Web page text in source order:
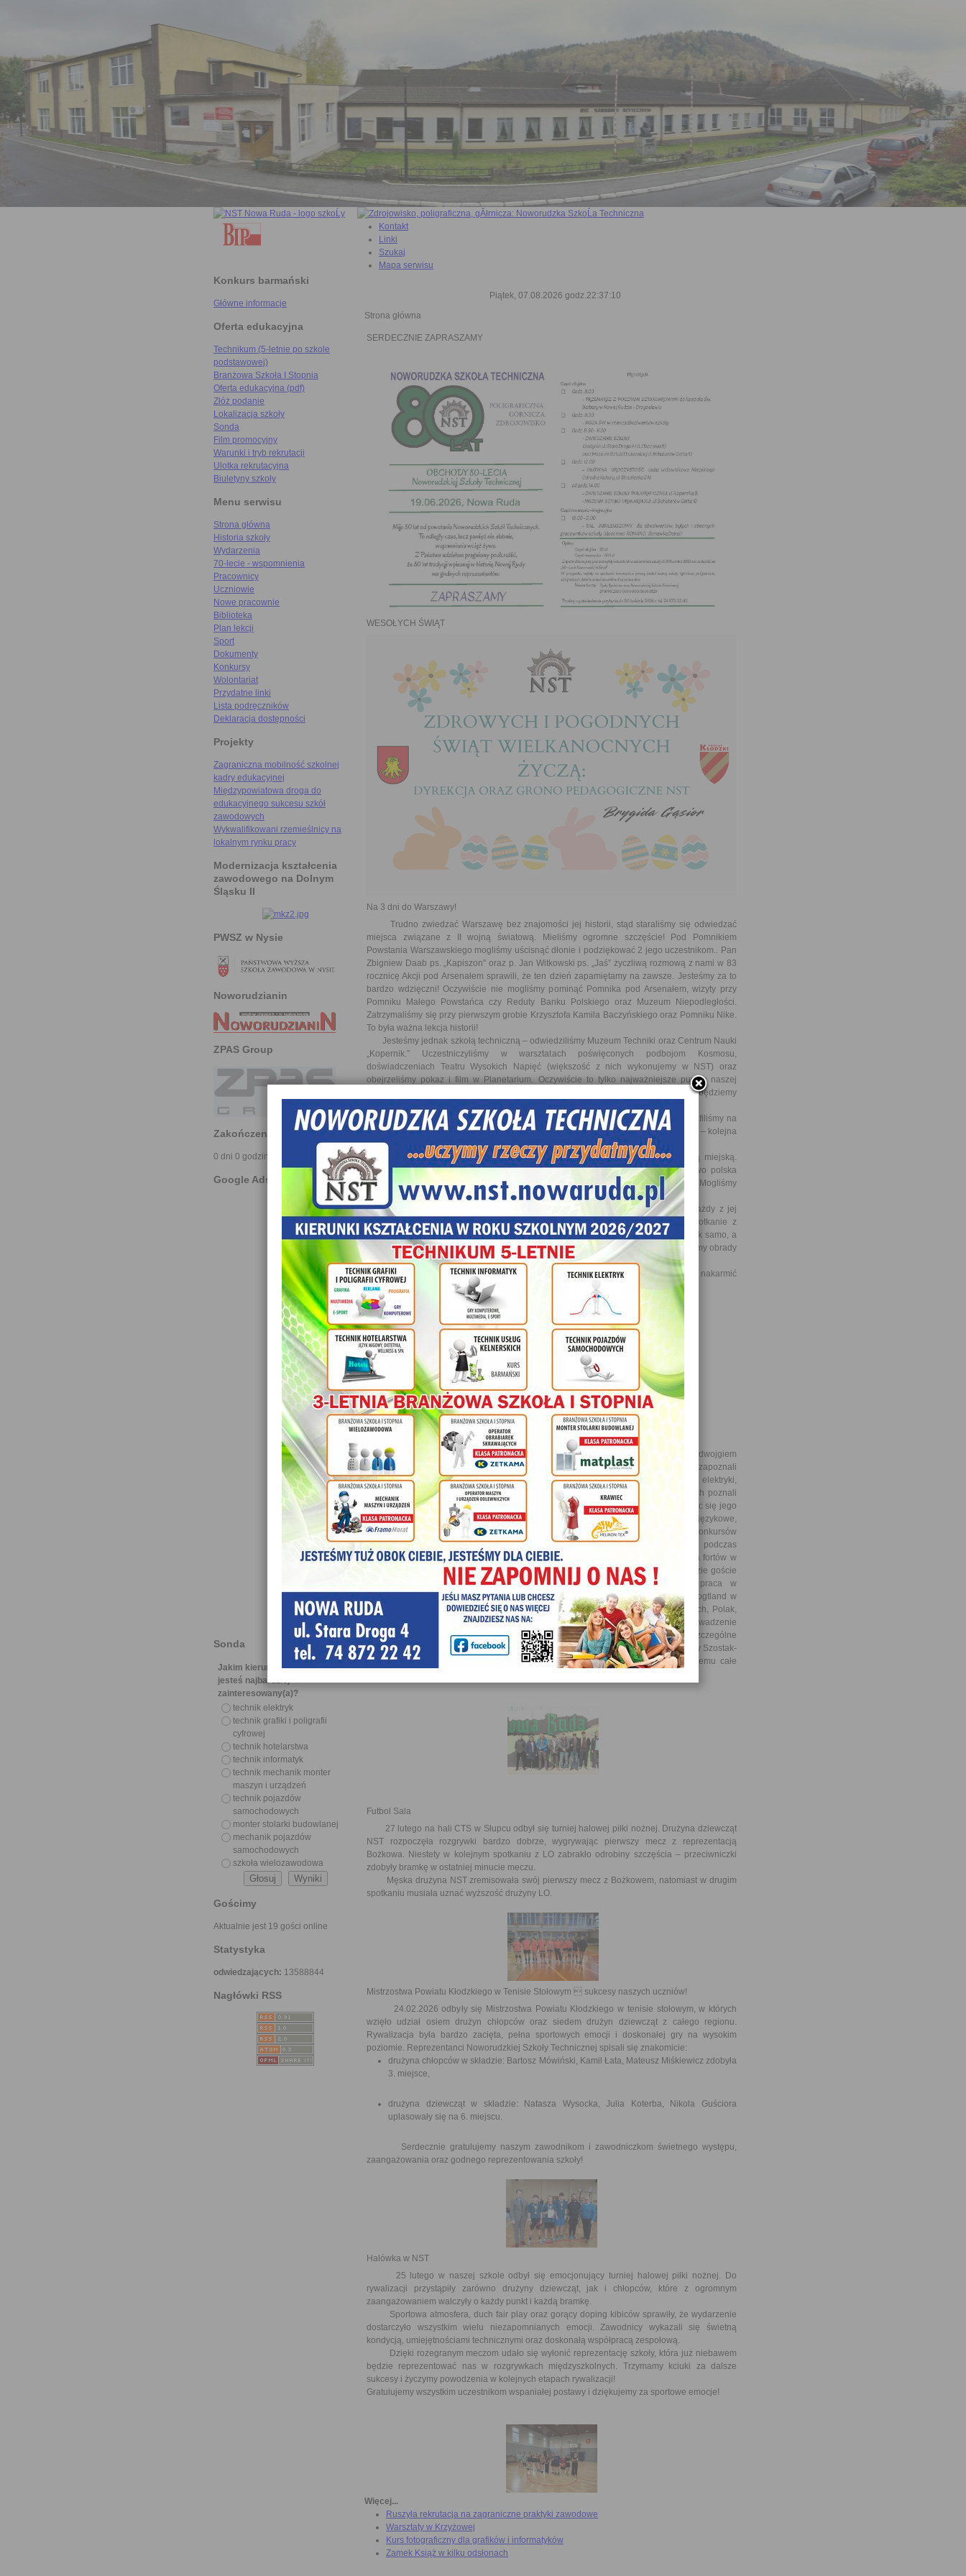
Konkurs barmański
Główne informacje
Oferta edukacyjna
Technikum (5-letnie po szkole
podstawowej)
Branżowa Szkoła I Stopnia
Oferta edukacyjna (pdf)
Złóż podanie
Lokalizacja szkoły
Sonda
Film promocyjny
Warunki i tryb rekrutacji
Ulotka rekrutacyjna
Biuletyny szkoły
Menu serwisu
Strona główna
Historia szkoły
Wydarzenia
70-lecie - wspomnienia
Pracownicy
Uczniowie
Nowe pracownie
Biblioteka
Plan lekcji
Sport
Dokumenty
Konkursy
Wolontariat
Przydatne linki
Lista podręczników
Deklaracja dostępności
Projekty
Zagraniczna mobilność szkolnej
kadry edukacyjnej
Międzypowiatowa droga do
edukacyjnego sukcesu szkół
zawodowych
Wykwalifikowani rzemieślnicy na
lokalnym rynku pracy
Modernizacja kształcenia
zawodowego na Dolnym
Śląsku II
PWSZ w Nysie
Noworudzianin
ZPAS Group
Zakończenie roku za:
0 dni 0 godzin 0 minut
Google Ads
Sonda
Jakim kierunkiem z naszej oferty
jesteś najbardziej
zainteresowany(a)?
technik elektryk
technik grafiki i poligrafii
cyfrowej
technik hotelarstwa
technik informatyk
technik mechanik monter
maszyn i urządzeń
technik pojazdów
samochodowych
monter stolarki budowlanej
mechanik pojazdów
samochodowych
szkoła wielozawodowa
Gościmy
Aktualnie jest 19 gości online
Statystyka
odwiedzających: 13588844
Nagłówki RSS
Kontakt
Linki
Szukaj
Mapa serwisu
Piątek, 07.08.2026 godz.22:37:11
Strona główna
SERDECZNIE ZAPRASZAMY
WESOŁYCH ŚWIĄT
Na 3 dni do Warszawy!
Trudno zwiedzać Warszawę bez znajomości jej historii, stąd staraliśmy się odwiedzać
miejsca związane z II wojną światową. Mieliśmy ogromne szczęście! Pod Pomnikiem
Powstania Warszawskiego mogliśmy uścisnąć dłonie i podziękować 2 jego uczestnikom.. Pan
Zbigniew Daab ps. „Kapiszon” oraz p. Jan Witkowski ps. „Jaś” życzliwą rozmową z nami w 83
rocznicę Akcji pod Arsenałem sprawili, że ten dzień zapamiętamy na zawsze. Jesteśmy za to
bardzo wdzięczni! Oczywiście nie mogliśmy pominąć Pomnika pod Arsenałem, wizyty przy
Pomniku Małego Powstańca czy Reduty Banku Polskiego oraz Muzeum Niepodległości.
Zatrzymaliśmy się przy pierwszym grobie Krzysztofa Kamila Baczyńskiego oraz Pomniku Nike.
To była ważna lekcja historii!
Jesteśmy jednak szkołą techniczną – odwiedziliśmy Muzeum Techniki oraz Centrum Nauki
„Kopernik.” Uczestniczyliśmy w warsztatach poświęconych podbojom Kosmosu,
doświadczeniach Teatru Wysokich Napięć (większość z nich wykonujemy w NST) oraz
obejrzeliśmy pokaz i film w Planetarium. Oczywiście to tylko najważniejsze punkty naszej
obecności, zdecydowanie więcej każdy z nas zostawił w swojej pamięci i tę wiedzę będziemy
wykorzystywać podczas lekcji w szkole.
W ostatni dzień zwiedzaliśmy Sejm RP. Ponownie mieliśmy szczęście, gdyż trafiliśmy na
posiedzenie i blok głosowań. Mogliśmy więc zobaczyć wszystkich parlamentarzystów – kolejna
wielka lekcja historii!
Podczas naszego pobytu w Warszawie poruszaliśmy się pieszo lub komunikacją miejską.
Mogliśmy poczuć rytm miasta, obserwować jak toczy się życie stolicy. Dodatkowo polska
reprezentacja w piłce nożnej rozgrywała ważny mecz o awans do MŚ z Albanią, Mogliśmy
poczuć atmosferę sportowego święta, a następnie cieszyć się z wygranej!
Tyle w krótkim sprawozdaniu naszych 3 dni w Warszawie. Z pewnością każdy z jej
uczestników ma własne chwile do utrwalenia. Wszyscy jednak zapamiętamy spotkanie z
Powstańcami Warszawskimi, którzy potwierdzili że gdyby cofnąć czas, postąpiliby tak samo, a
sam zryw był uzasadniony i potrzebny. Wszyscy również na swój sposób zapamiętamy obrady
Sejmu – zdecydowanie było to bardzo ciekawe doświadczenie.
Poza tym, może ktoś jeszcze wróci do Łazienek Królewskich, odpocząć i nakarmić
wiewiórki….
Vogtland i my  wspólna przygoda w naszej szkole
W dniach 24–25 marca gościliśmy w naszej szkole sześcioro uczniów wraz z dwojgiem
opiekunów z zaprzyjaźnionej szkoły Berufliches Schulzentrum Vogtland. Nasi goście zapoznali
się z kierunkami kształcenia w NST oraz aktywnie uczestniczyli w zajęciach z elektryki,
informatyki, a także w lekcjach sportowych i językowych. Podczas zajęć językowych poznali
nasze zwyczaje i obyczaje, mieli także okazję zmierzyć się z językiem polskim, ucząc się jego
podstaw. W luźnej i przyjaznej atmosferze uczniowie ćwiczyli polskie łamańce językowe,
świetnie się przy tym bawiąc. Goście zostali również zapoznani z przebiegiem konkursów
barmańskich. Uczniowie z Niemiec mieli także okazję spróbować polskiej kuchni podczas
wycieczek na Górę Św. Anny, Górę Wszystkich Świętych oraz w trakcie zwiedzania fortów w
Srebrnej Górze. Dużym zainteresowaniem cieszyła się wizyta w zakładzie ZPAS, gdzie goście
poznali główne linie produkcyjne oraz zobaczyli, jak wygląda codzienna praca w
przedsiębiorstwie. Dziękujemy Dyrekcji NST za umożliwienie pobytu uczniów z Vogtland w
naszej szkole oraz wszystkim zaangażowanym nauczycielom (Kuczaj, Kałwak, Błoch, Polak,
Wiżbicki, Kostecki, Szostak-Chmielarz, Słoninka, Roch) za przygotowanie i przeprowadzenie
lekcji otwartych oraz wsparcie w organizacji wymiany uczniowskiej. Szczególne
podziękowania kierujemy do Pani Wicedyrektor Małgorzaty Kałwak oraz Pani Renaty Szostak-
Chmielarz za przygotowanie, zaplanowanie i sprawną realizację wizyty, dzięki czemu całe
Futbol Sala
27 lutego na hali CTS w Słupcu odbył się turniej halowej piłki nożnej. Drużyna dziewcząt
NST rozpoczęła rozgrywki bardzo dobrze, wygrywając pierwszy mecz z reprezentacją
Bożkowa. Niestety w kolejnym spotkaniu z LO zabrakło odrobiny szczęścia – przeciwniczki
zdobyły bramkę w ostatniej minucie meczu.
Męska drużyna NST zremisowała swój pierwszy mecz z Bożkowem, natomiast w drugim
spotkaniu musiała uznać wyższość drużyny LO.
Mistrzostwa Powiatu Kłodzkiego w Tenisie Stołowym  sukcesy naszych uczniów!
24.02.2026 odbyły się Mistrzostwa Powiatu Kłodzkiego w tenisie stołowym, w których
wzięło udział osiem drużyn chłopców oraz siedem drużyn dziewcząt z całego regionu.
Rywalizacja była bardzo zacięta, pełna sportowych emocji i doskonałej gry na wysokim
poziomie. Reprezentanci Noworudzkiej Szkoły Technicznej spisali się znakomicie:
drużyna chłopców w składzie: Bartosz Mówiński, Kamil Łata, Mateusz Miśkiewicz zdobyła
3. miejsce,
drużyna dziewcząt w składzie: Natasza Wysocka, Julia Koterba, Nikola Guściora
uplasowały się na 6. miejscu.
Serdecznie gratulujemy naszym zawodnikom i zawodniczkom świetnego występu,
zaangażowania oraz godnego reprezentowania szkoły!
Halówka w NST
25 lutego w naszej szkole odbył się emocjonujący turniej halowej piłki nożnej. Do
rywalizacji przystąpiły zarówno drużyny dziewcząt, jak i chłopców, które z ogromnym
zaangażowaniem walczyły o każdy punkt i każdą bramkę.
Sportowa atmosfera, duch fair play oraz gorący doping kibiców sprawiły, że wydarzenie
dostarczyło wszystkim wielu niezapomnianych emocji. Zawodnicy wykazali się świetną
kondycją, umiejętnościami technicznymi oraz doskonałą współpracą zespołową.
Dzięki rozegranym meczom udało się wyłonić reprezentację szkoły, która już niebawem
będzie reprezentować nas w rozgrywkach międzyszkolnych. Trzymamy kciuki za dalsze
sukcesy i życzymy powodzenia w kolejnych etapach rywalizacji!
Gratulujemy wszystkim uczestnikom wspaniałej postawy i dziękujemy za sportowe emocje!
Więcej...
Ruszyła rekrutacja na zagraniczne praktyki zawodowe
Warsztaty w Krzyżowej
Kurs fotograficzny dla grafików i informatyków
Zamek Książ w kilku odsłonach